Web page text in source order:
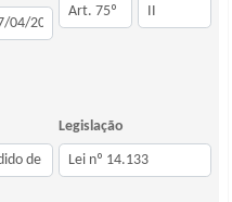
Legislação